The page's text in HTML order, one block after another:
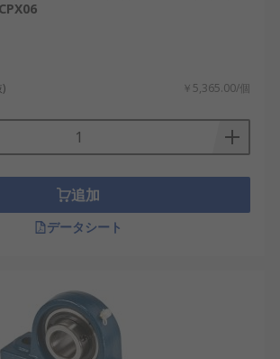
￥5,365.00/個
追加
データシート